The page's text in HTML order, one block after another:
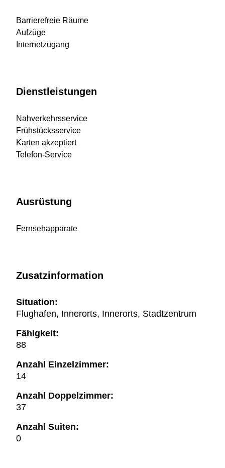
Barrierefreie Räume
Aufzüge
Internetzugang
Dienstleistungen
Nahverkehrsservice
Frühstücksservice
Karten akzeptiert
Telefon-Service
Ausrüstung
Fernsehapparate
Zusatzinformation
Situation:
Flughafen, Innerorts, Innerorts, Stadtzentrum
Fähigkeit:
88
Anzahl Einzelzimmer:
14
Anzahl Doppelzimmer:
37
Anzahl Suiten:
0